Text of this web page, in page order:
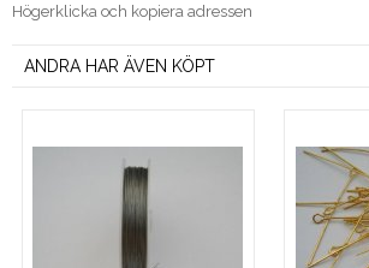
Högerklicka och kopiera adressen
ANDRA HAR ÄVEN KÖPT